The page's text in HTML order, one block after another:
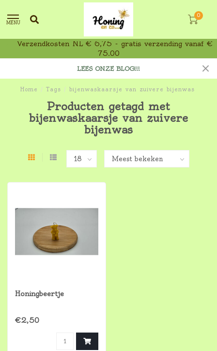
MENU
0
Verzendkosten NL € 6,75 - gratis verzending vanaf €
75,00
LEES ONZE BLOG!!!
Home / Tags / bijenwaskaarsje van zuivere bijenwas
Producten getagd met
bijenwaskaarsje van zuivere
bijenwas
Honingbeertje
€2,50